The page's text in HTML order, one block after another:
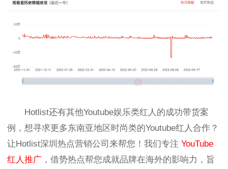
Hotlist还有其他Youtube娱乐类红人的成功带货案
例，想寻求更多东南亚地区时尚类的Youtube红人合作？
让Hotlist深圳热点营销公司来帮您！我们专注 YouTube
红人推广 ，借势热点帮您成就品牌在海外的影响力，旨